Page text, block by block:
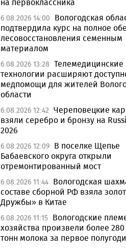
на первоклассника
6.08.2026 14:00
Вологодская
подтвердила курс на полное
лесовосстановления семенным
материалом
6.08.2026 13:28 Телемедицинские
технологии расширяют
медпомощи для жителей
области
6.08.2026 12:42 Череповецкие
взяли серебро и бронзу на
2026
6.08.2026 12:09 В поселке Щепье
Бабаевского округа открыли
отремонтированный мост
6.08.2026 11:44 Вологодская
составе сборной РФ взяла
Дружбы» в Китае
6.08.2026 11:15 Вологодские
хозяйства произвели более
тонн молока за первое